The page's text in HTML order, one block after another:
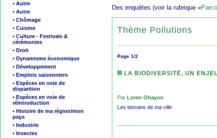
• Autre
• Autre
• Chômage
• Cuisine
• Culture - Festivals &
cérémonies
• Droit
• Dynamisme économique
• Développement
• Emplois saisonniers
• Espèces en voie de
disparition
• Espèces en voie de
réintroduction
• Histoire de ma région/mon
pays
• Industrie
• Insectes
Des enquêtes (voir la rubrique «
Thème Pollutions
Page 1/2
LA BIODIVERSITÉ, UN
Par Loren Ohayon
Les besoins de ma ville